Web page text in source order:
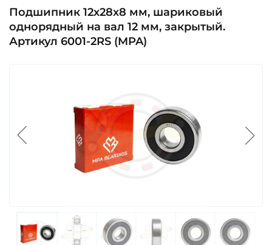
Подшипник 12х28х8 мм, шариковый
однорядный на вал 12 мм, закрытый.
Артикул 6001-2RS (MPA)